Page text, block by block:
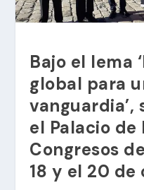
Bajo el lema
global para
vanguardia’,
el Palacio de
Congresos
18 y el 20